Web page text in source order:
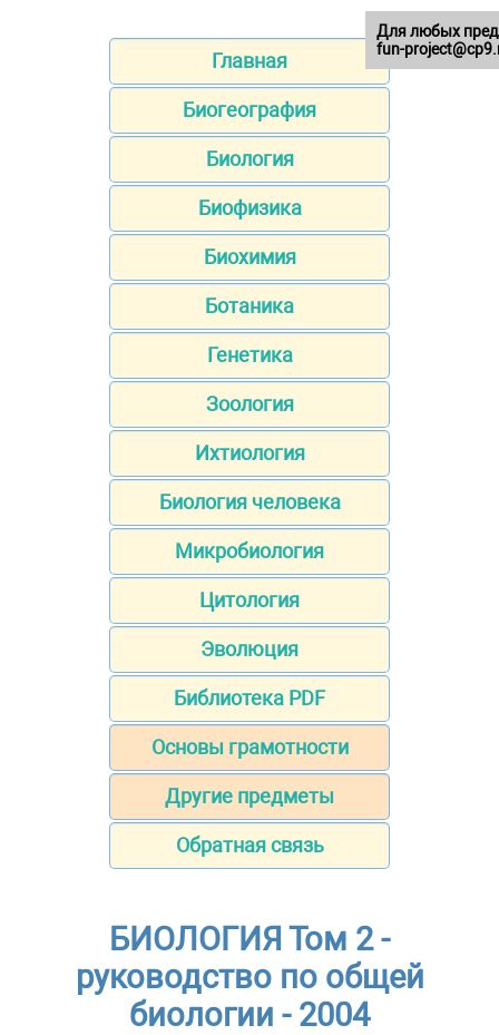
Главная
Биогеография
Биология
Биофизика
Биохимия
Ботаника
Генетика
Зоология
Ихтиология
Биология человека
Микробиология
Цитология
Эволюция
Библиотека PDF
Основы грамотности
Другие предметы
Обратная связь
БИОЛОГИЯ Том 2 -
руководство по общей
биологии - 2004
Для любых
fun-